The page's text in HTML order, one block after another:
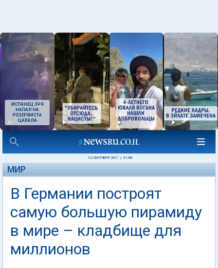
ИСПАНЕЦ ЗРЯ
НАПАЛ НА
РЕЗЕРВИСТА
ЦАХАЛА
02 СЕНТЯБРЯ 2007 01:06
МИР
В Германии построят
самую большую пирамиду
в мире – кладбище для
миллионов